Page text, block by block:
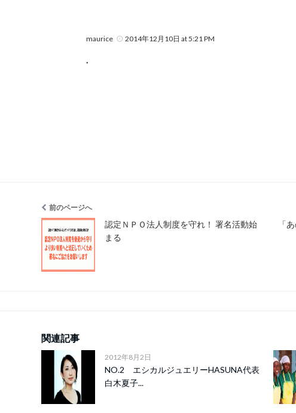
maurice 2014年12月10日 at 5:21 PM
.
前のページへ
認定ＮＰＯ法人制度を守れ！ 署名活動始
まる
「
関連記事
2012年8月2日
NO.2 エシカルジュエリーHASUNA代表
白木夏子...